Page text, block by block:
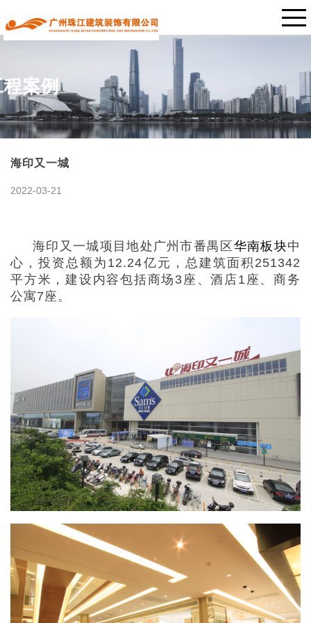
程案例
海印又一城
2022-03-21
海印又一城项目地处广州市番禺区 华南板块中
心，投资总额为 12.24亿元，总建筑面积251342
平方米，建设内容包括商场3座、酒店1座、商务
公寓7座。